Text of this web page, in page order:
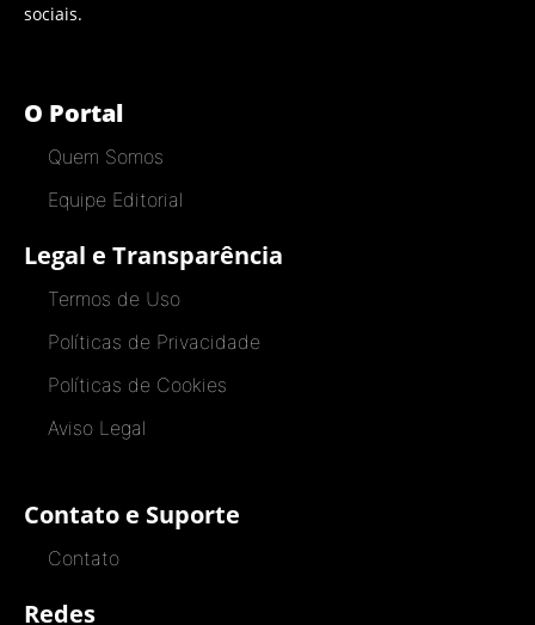
sociais.
O Portal
Quem Somos
Equipe Editorial
Legal e Transparência
Termos de Uso
Políticas de Privacidade
Políticas de Cookies
Aviso Legal
Contato e Suporte
Contato
Redes